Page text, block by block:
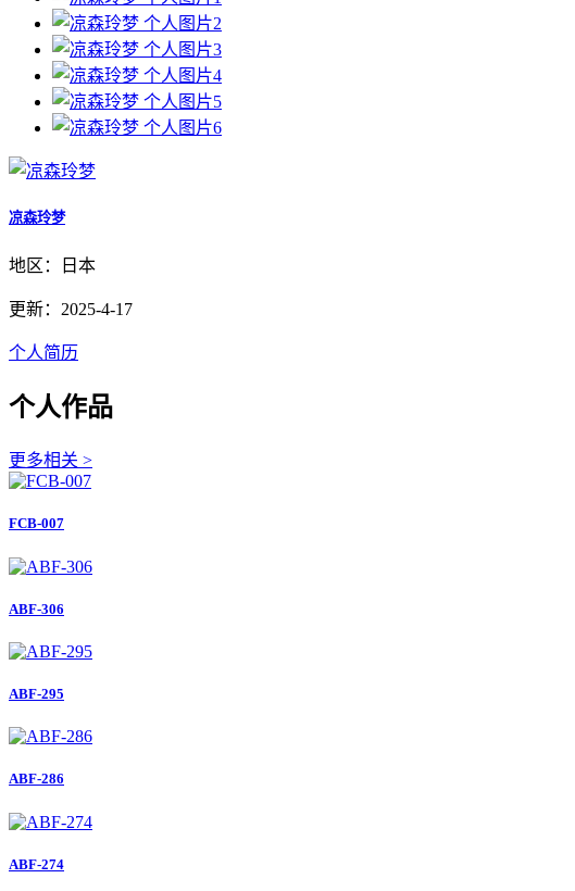
凉森玲梦
地区：日本
更新：2025-4-17
个人简历
个人作品
更多相关 >
FCB-007
ABF-306
ABF-295
ABF-286
ABF-274